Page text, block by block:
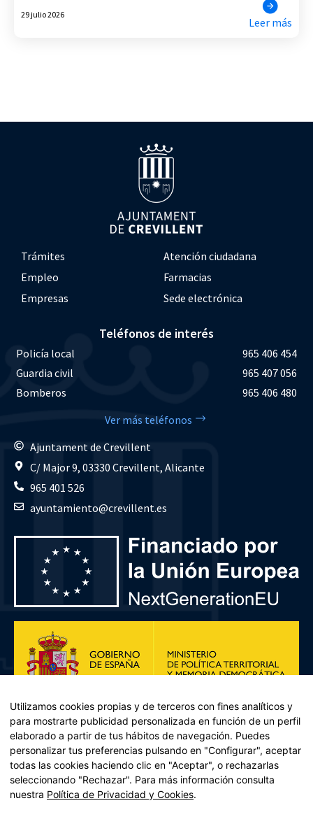
29 julio 2026
Leer más
Trámites
Atención ciudadana
Empleo
Farmacias
Empresas
Sede electrónica
Teléfonos de interés
Policía local
965 406 454
Guardia civil
965 407 056
Bomberos
965 406 480
Ver más teléfonos
Ajuntament de Crevillent
C/ Major 9, 03330 Crevillent, Alicante
965 401 526
ayuntamiento@crevillent.es
Plan de Recuperación, Transformación y Resiliencia – Financiado por
Utilizamos cookies propias y de terceros con fines analíticos y
para mostrarte publicidad personalizada en función de un perfil
elaborado a partir de tus hábitos de navegación. Puedes
personalizar tus preferencias pulsando en "Configurar", aceptar
todas las cookies haciendo clic en "Aceptar", o rechazarlas
seleccionando "Rechazar". Para más información consulta
nuestra Política de Privacidad y Cookies.